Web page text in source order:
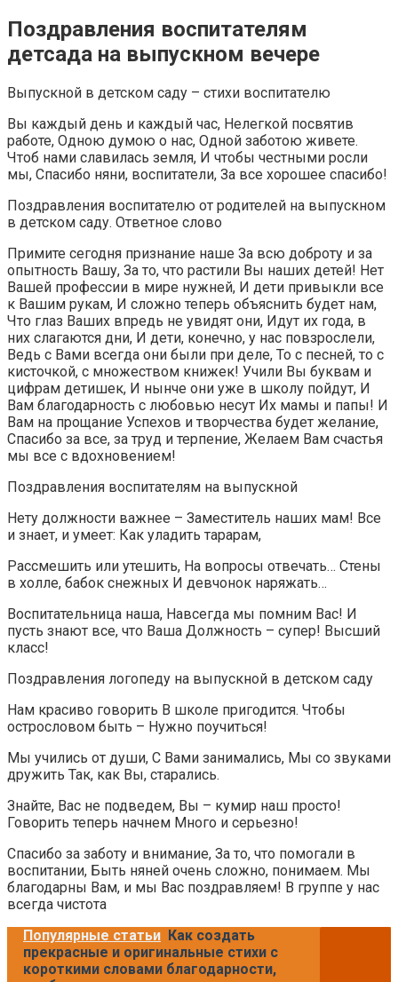
Поздравления воспитателям
детсада на выпускном вечере
Выпускной в детском саду – стихи воспитателю
Вы каждый день и каждый час, Нелегкой посвятив
работе, Одною думою о нас, Одной заботою живете.
Чтоб нами славилась земля, И чтобы честными росли
мы, Спасибо няни, воспитатели, За все хорошее спасибо!
Поздравления воспитателю от родителей на выпускном
в детском саду. Ответное слово
Примите сегодня признание наше За всю доброту и за
опытность Вашу, За то, что растили Вы наших детей! Нет
Вашей профессии в мире нужней, И дети привыкли все
к Вашим рукам, И сложно теперь объяснить будет нам,
Что глаз Ваших впредь не увидят они, Идут их года, в
них слагаются дни, И дети, конечно, у нас повзрослели,
Ведь с Вами всегда они были при деле, То с песней, то с
кисточкой, с множеством книжек! Учили Вы буквам и
цифрам детишек, И нынче они уже в школу пойдут, И
Вам благодарность с любовью несут Их мамы и папы! И
Вам на прощание Успехов и творчества будет желание,
Спасибо за все, за труд и терпение, Желаем Вам счастья
мы все с вдохновением!
Поздравления воспитателям на выпускной
Нету должности важнее – Заместитель наших мам! Все
и знает, и умеет: Как уладить тарарам,
Рассмешить или утешить, На вопросы отвечать… Стены
в холле, бабок снежных И девчонок наряжать…
Воспитательница наша, Навсегда мы помним Вас! И
пусть знают все, что Ваша Должность – супер! Высший
класс!
Поздравления логопеду на выпускной в детском саду
Нам красиво говорить В школе пригодится. Чтобы
острословом быть – Нужно поучиться!
Мы учились от души, С Вами занимались, Мы со звуками
дружить Так, как Вы, старались.
Знайте, Вас не подведем, Вы – кумир наш просто!
Говорить теперь начнем Много и серьезно!
Спасибо за заботу и внимание, За то, что помогали в
воспитании, Быть няней очень сложно, понимаем. Мы
благодарны Вам, и мы Вас поздравляем! В группе у нас
всегда чистота
Популярные статьи Как создать
прекрасные и оригинальные стихи с
короткими словами благодарности,